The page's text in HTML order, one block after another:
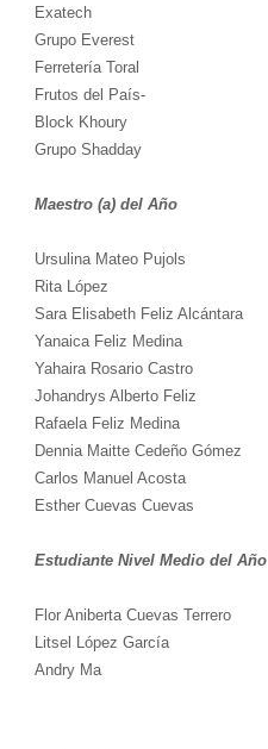
Exatech
Grupo Everest
Ferretería Toral
Frutos del País-
Block Khoury
Grupo Shadday
Maestro (a) del Año
Ursulina Mateo Pujols
Rita López
Sara Elisabeth Feliz Alcántara
Yanaica Feliz Medina
Yahaira Rosario Castro
Johandrys Alberto Feliz
Rafaela Feliz Medina
Dennia Maitte Cedeño Gómez
Carlos Manuel Acosta
Esther Cuevas Cuevas
Estudiante Nivel Medio del Año
Flor Aniberta Cuevas Terrero
Litsel López García
Andry Ma